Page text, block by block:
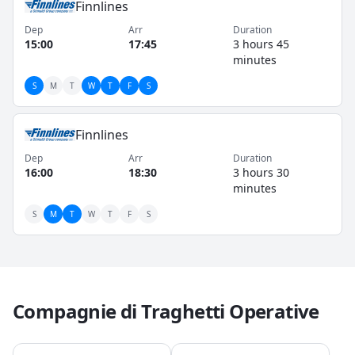
circostante a Långnäs offre la tranquillità tipica delle
isole Åland, con paesaggi naturali incontaminati e la
possibilità di escursioni rilassanti prima o dopo la
partenza del traghetto.
Finnlines
Dep
15:00
Arr
17:45
Duration
3 hours 45
minutes
S M T W T F S
Finnlines
Dep
16:00
Arr
18:30
Duration
3 hours 30
minutes
S M T W T F S
Compagnie di Traghetti Operative